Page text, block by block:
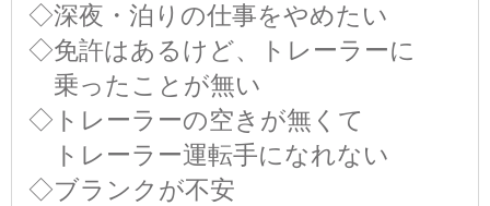
◇深夜・泊りの仕事をやめたい
◇免許はあるけど、トレーラーに
乗ったことが無い
◇トレーラーの空きが無くて
トレーラー運転手になれない
◇ブランクが不安